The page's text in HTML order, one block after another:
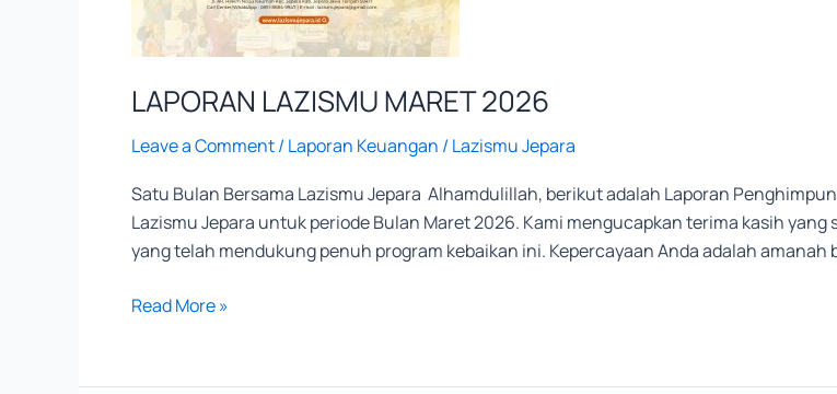
LAPORAN LAZISMU MARET 2026
Leave a Comment/ Laporan Keuangan / Lazismu Jepara
Satu Bulan Bersama Lazismu Jepara Alhamdulillah, berikut adalah Laporan
Lazismu Jepara untuk periode Bulan Maret 2026. Kami mengucapkan terima kasih
yang telah mendukung penuh program kebaikan ini. Kepercayaan Anda adalah amanah
Read More »